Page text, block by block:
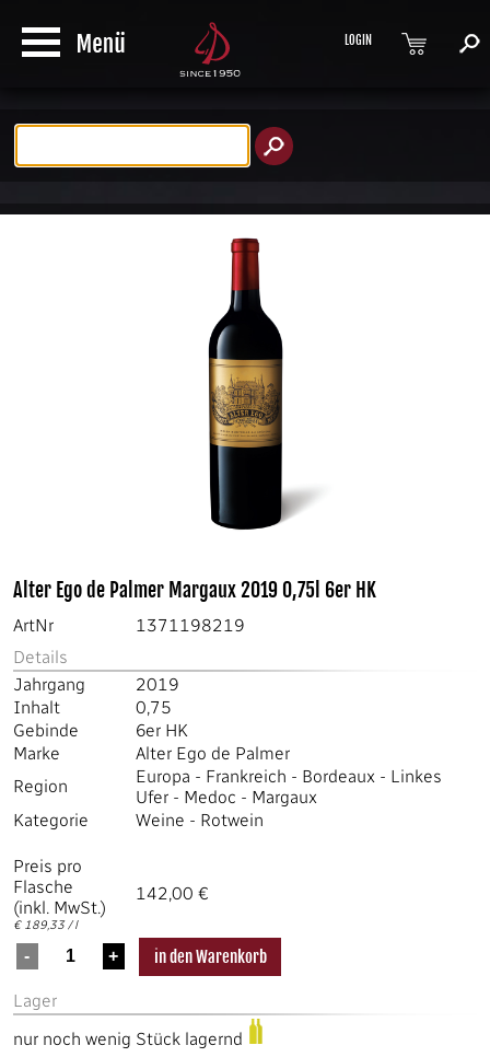
LOGIN
Alter Ego de Palmer Margaux 2019 0,75l 6er HK
ArtNr
1371198219
Details
Jahrgang
2019
Inhalt
0,75
Gebinde
6er HK
Marke
Alter Ego de Palmer
Region
Europa - Frankreich - Bordeaux - Linkes
Ufer - Medoc - Margaux
Kategorie
Weine - Rotwein
Preis pro
Flasche
(inkl. MwSt.)
€ 189,33 / l
142,00 €
Lager
nur noch wenig Stück lagernd